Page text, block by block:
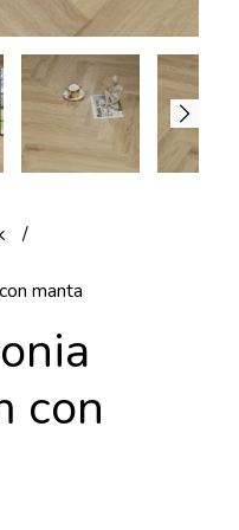
manta
con